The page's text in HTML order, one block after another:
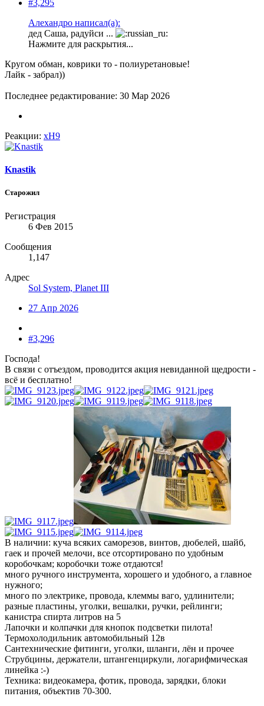
#3,295
Алехандро написал(а):
дед Саша, радуйси ...
Нажмите для раскрытия...
Кругом обман, коврики то - полиуретановые!
Лайк - забрал))
Последнее редактирование: 30 Мар 2026
Реакции: xH9
Knastik
Старожил
Регистрация
6 Фев 2015
Сообщения
1,147
Адрес
Sol System, Planet III
27 Апр 2026
#3,296
Господа!
В связи с отъездом, проводится акция невиданной щедрости -
всё и бесплатно!
В наличии: куча всяких саморезов, винтов, дюбелей, шайб,
гаек и прочей мелочи, все отсортировано по удобным
коробочкам; коробочки тоже отдаются!
много ручного инструмента, хорошего и удобного, а главное
нужного;
много по электрике, провода, клеммы ваго, удлинители;
разные пластины, уголки, вешалки, ручки, рейлинги;
канистра спирта литров на 5
Лапочки и колпачки для кнопок подсветки пилота!
Термохолодильник автомобильный 12в
Сантехнические фитинги, уголки, шланги, лён и прочее
Струбцины, держатели, штангенциркули, логарифмическая
линейка :-)
Техника: видеокамера, фотик, провода, зарядки, блоки
питания, объектив 70-300.